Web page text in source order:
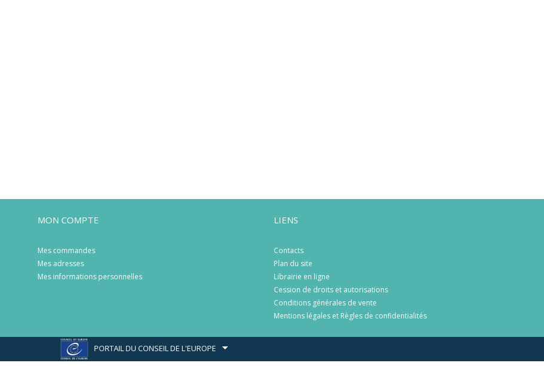
MON COMPTE
Mes commandes
Mes adresses
Mes informations personnelles
LIENS
Contacts
Plan du site
Librairie en ligne
Cession de droits et autorisations
Conditions générales de vente
Mentions légales et Règles de confidentialités
PORTAIL DU CONSEIL DE L'EUROPE